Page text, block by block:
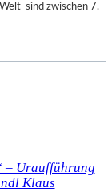
sind zwischen 7.
– Uraufführung
Klaus